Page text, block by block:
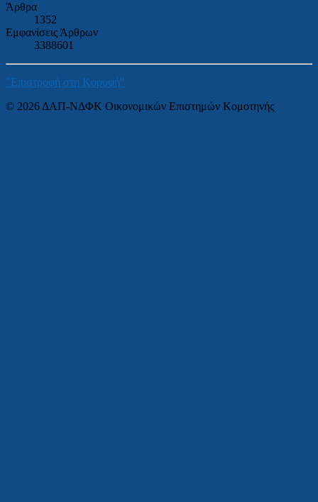
Άρθρα
1352
Εμφανίσεις Άρθρων
3388601
"Επιστροφή στη Κορυφή"
© 2026 ΔΑΠ-ΝΔΦΚ Οικονομικών Επιστημών Κομοτηνής